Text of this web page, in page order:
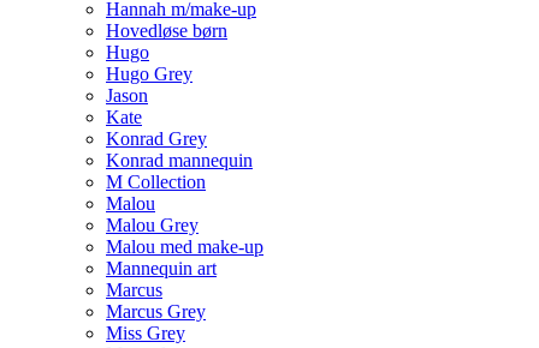
Hannah m/make-up
Hovedløse børn
Hugo
Hugo Grey
Jason
Kate
Konrad Grey
Konrad mannequin
M Collection
Malou
Malou Grey
Malou med make-up
Mannequin art
Marcus
Marcus Grey
Miss Grey